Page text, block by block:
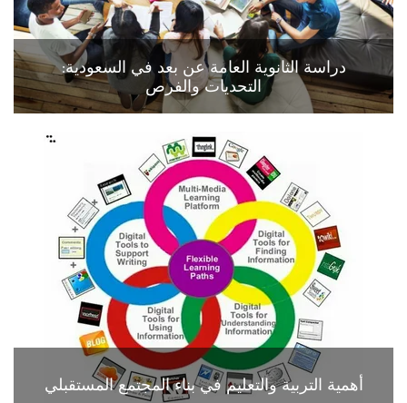
دراسة الثانوية العامة عن بعد في السعودية:
التحديات والفرص
أهمية التربية والتعليم في بناء المجتمع المستقبلي